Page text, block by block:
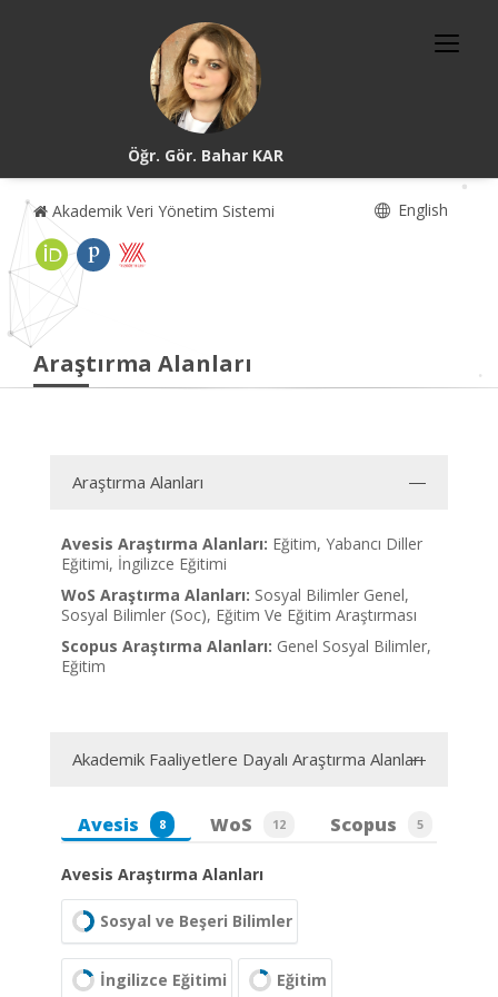
Öğr. Gör. Bahar KAR
Akademik Veri Yönetim Sistemi English
Araştırma Alanları
Araştırma Alanları
Avesis Araştırma Alanları: Eğitim, Yabancı Diller
Eğitimi, İngilizce Eğitimi
WoS Araştırma Alanları: Sosyal Bilimler Genel,
Sosyal Bilimler (Soc), Eğitim Ve Eğitim Araştırması
Scopus Araştırma Alanları: Genel Sosyal Bilimler,
Eğitim
Akademik Faaliyetlere Dayalı Araştırma Alanları
Avesis 8 WoS 12 Scopus 5
Avesis Araştırma Alanları
Sosyal ve Beşeri Bilimler
İngilizce Eğitimi Eğitim